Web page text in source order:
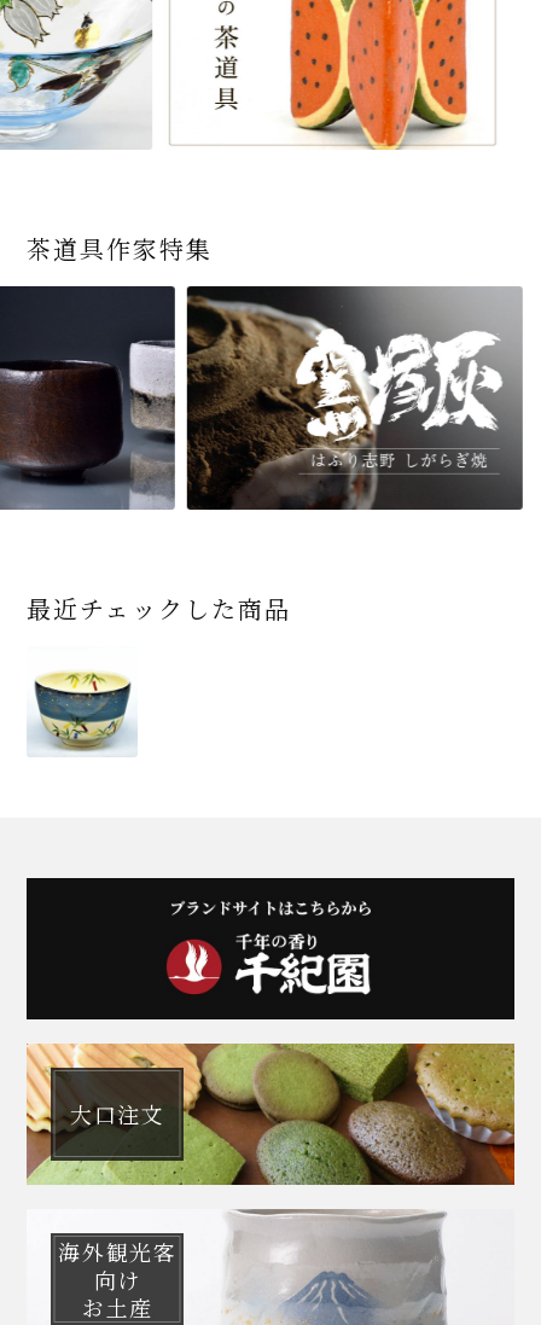
茶道具作家特集
最近チェックした商品
大口注文
海外観光客
向け
お土産